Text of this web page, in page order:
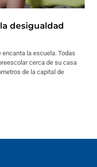
desigualdad
la escuela. Todas
cerca de su casa
de la capital de